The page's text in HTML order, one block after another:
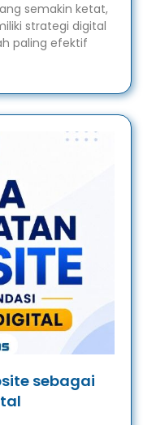
semakin ketat,
strategi digital
paling efektif
sebagai